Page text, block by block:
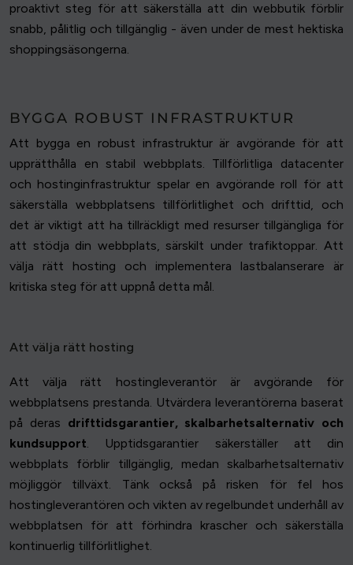
proaktivt steg för att säkerställa att din webbutik förblir
snabb, pålitlig och tillgänglig - även under de mest hektiska
shoppingsäsongerna.
BYGGA ROBUST INFRASTRUKTUR
Att bygga en robust infrastruktur är avgörande för att
upprätthålla en stabil webbplats. Tillförlitliga datacenter
och hostinginfrastruktur spelar en avgörande roll för att
säkerställa webbplatsens tillförlitlighet och drifttid, och
det är viktigt att ha tillräckligt med resurser tillgängliga för
att stödja din webbplats, särskilt under trafiktoppar. Att
välja rätt hosting och implementera lastbalanserare är
kritiska steg för att uppnå detta mål.
Att välja rätt hosting
Att välja rätt hostingleverantör är avgörande för
webbplatsens prestanda. Utvärdera leverantörerna baserat
på deras drifttidsgarantier, skalbarhetsalternativ och
kundsupport. Upptidsgarantier säkerställer att din
webbplats förblir tillgänglig, medan skalbarhetsalternativ
möjliggör tillväxt. Tänk också på risken för fel hos
hostingleverantören och vikten av regelbundet underhåll av
webbplatsen för att förhindra krascher och säkerställa
kontinuerlig tillförlitlighet.